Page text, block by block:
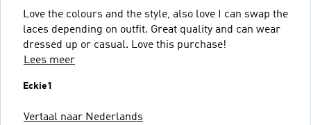
Love the colours and the style, also love I can swap the
laces depending on outfit. Great quality and can wear
dressed up or casual. Love this purchase!
Lees meer
Eckie1
Vertaal naar Nederlands